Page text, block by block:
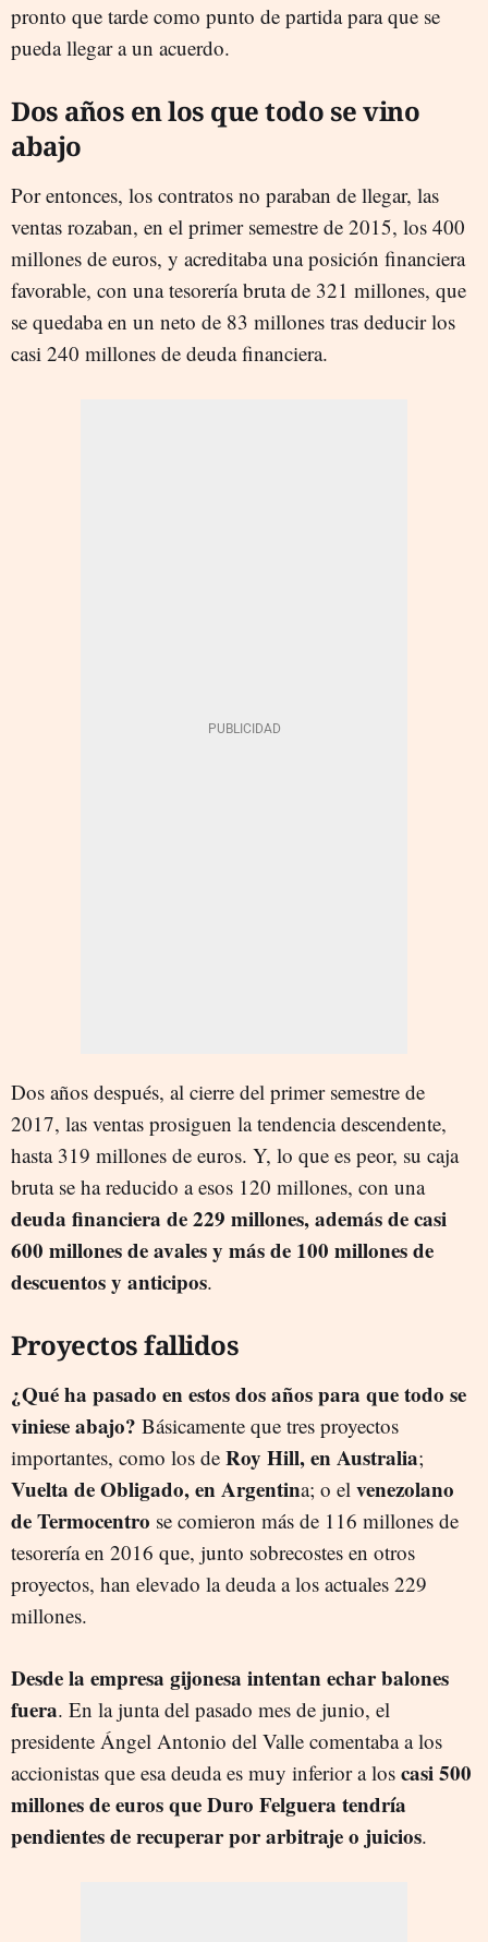
pronto que tarde como punto de partida para que se
pueda llegar a un acuerdo.
Dos años en los que todo se vino
abajo
Por entonces, los contratos no paraban de llegar, las
ventas rozaban, en el primer semestre de 2015, los 400
millones de euros, y acreditaba una posición financiera
favorable, con una tesorería bruta de 321 millones, que
se quedaba en un neto de 83 millones tras deducir los
casi 240 millones de deuda financiera.
Dos años después, al cierre del primer semestre de
2017, las ventas prosiguen la tendencia descendente,
hasta 319 millones de euros. Y, lo que es peor, su caja
bruta se ha reducido a esos 120 millones, con una
deuda financiera de 229 millones, además de casi
600 millones de avales y más de 100 millones de
descuentos y anticipos.
Proyectos fallidos
¿Qué ha pasado en estos dos años para que todo se
viniese abajo? Básicamente que tres proyectos
importantes, como los de Roy Hill, en Australia;
Vuelta de Obligado, en Argentina; o el venezolano
de Termocentro se comieron más de 116 millones de
tesorería en 2016 que, junto sobrecostes en otros
proyectos, han elevado la deuda a los actuales 229
millones.
Desde la empresa gijonesa intentan echar balones
fuera. En la junta del pasado mes de junio, el
presidente Ángel Antonio del Valle comentaba a los
accionistas que esa deuda es muy inferior a los casi 500
millones de euros que Duro Felguera tendría
pendientes de recuperar por arbitraje o juicios.